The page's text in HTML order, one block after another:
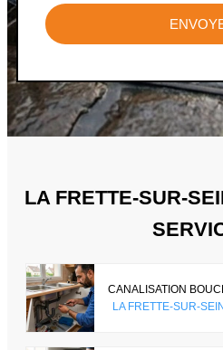
LA FRETTE-SUR-
CANALISATION
LA FRETTE-SUR-